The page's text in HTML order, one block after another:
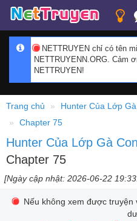
NETTRUYEN chỉ có tên
NETTRUYENN.ORG. Cảm
NETTRUYEN!
Trang chủ
Hunter Của Lớp
Chapter 75
Hunter Của Lớp Gà
Chapter 75
[Ngày cập nhật: 2026-06-22
Nếu không xem được truyện